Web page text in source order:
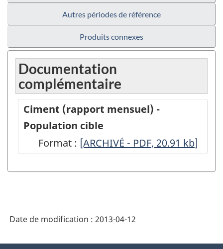
Autres périodes de référence
Produits connexes
Documentation
complémentaire
Ciment (rapport mensuel) -
Population cible
Format : Ciment
mensuel)
cible
-
[ARCHIVÉ - PDF, 20.91 kb]
Date de modification : 2013-04-12